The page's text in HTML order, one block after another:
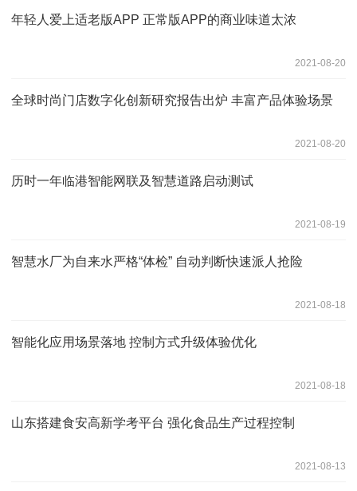
年轻人爱上适老版APP 正常版APP的商业味道太浓
2021-08-20
全球时尚门店数字化创新研究报告出炉 丰富产品体验场景
2021-08-20
历时一年临港智能网联及智慧道路启动测试
2021-08-19
智慧水厂为自来水严格“体检” 自动判断快速派人抢险
2021-08-18
智能化应用场景落地 控制方式升级体验优化
2021-08-18
山东搭建食安高新学考平台 强化食品生产过程控制
2021-08-13